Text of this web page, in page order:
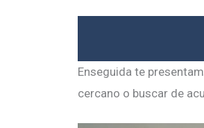
Enseguida te
cercano o buscar de